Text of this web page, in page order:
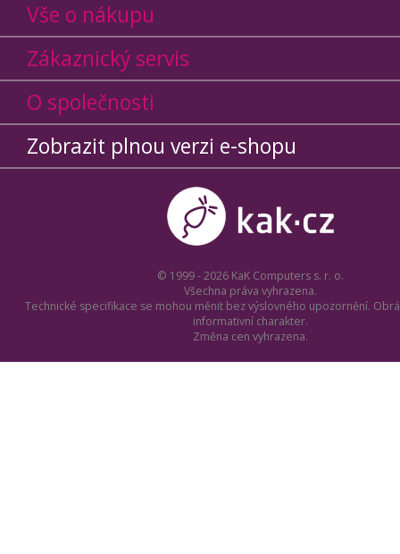
Vše o nákupu
Zákaznický servis
O společnosti
Zobrazit plnou verzi e-shopu
© 1999 - 2026 KaK Computers s. r. o.
Všechna práva vyhrazena.
Technické specifikace se mohou měnit bez výslovného upozornění.
informativní charakter.
Změna cen vyhrazena.